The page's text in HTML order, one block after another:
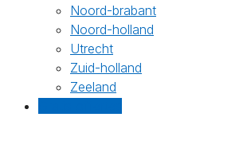
Noord-brabant
Noord-holland
Utrecht
Zuid-holland
Zeeland